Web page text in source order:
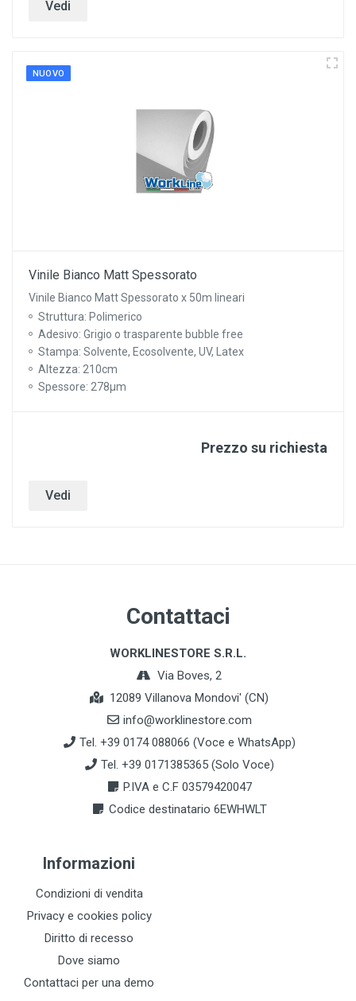
Vedi
NUOVO
Vinile Bianco Matt Spessorato
Vinile Bianco Matt Spessorato x 50m lineari
Struttura: Polimerico
Adesivo: Grigio o trasparente bubble free
Stampa: Solvente, Ecosolvente, UV, Latex
Altezza: 210cm
Spessore: 278µm
Prezzo su richiesta
Vedi
Contattaci
WORKLINESTORE S.R.L.
Via Boves, 2
12089 Villanova Mondovi' (CN)
info@worklinestore.com
Tel. +39 0174 088066 (Voce e WhatsApp)
Tel. +39 0171385365 (Solo Voce)
P.IVA e C.F 03579420047
Codice destinatario 6EWHWLT
Informazioni
Condizioni di vendita
Privacy e cookies policy
Diritto di recesso
Dove siamo
Contattaci per una demo